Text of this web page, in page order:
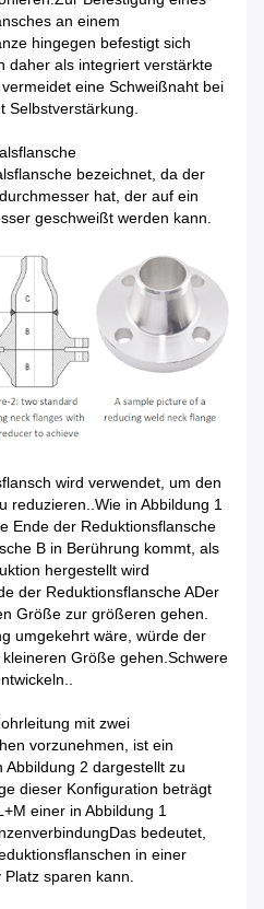
an einem
hingegen befestigt sich
daher als integriert verstärkte
eine Schweißnaht bei
Selbstverstärkung.
bezeichnet, da der
hat, der auf ein
geschweißt werden kann.
wird verwendet, um den
reduzieren..Wie in Abbildung 1
Ende der Reduktionsflansche
B in Berührung kommt, als
hergestellt wird
der Reduktionsflansche ADer
Größe zur größeren gehen.
umgekehrt wäre, würde der
Größe gehen.Schwere
mit zwei
vorzunehmen, ist ein
2 dargestellt zu
dieser Konfiguration beträgt
einer in Abbildung 1
bedeutet,
in einer
sparen kann.